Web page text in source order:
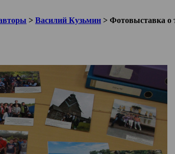
> Василий Кузьмин > Фотовыставка о